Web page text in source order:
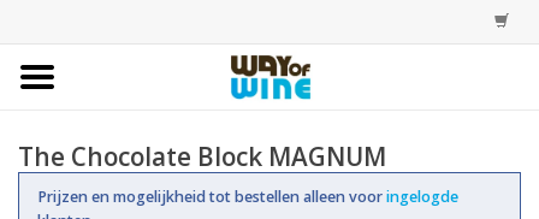
Bestellingen
The Chocolate Block MAGNUM
Prijzen en mogelijkheid tot bestellen alleen vooringelogde